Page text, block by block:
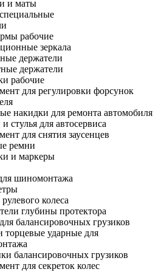
и маты
рабочие
зеркала
держатели
держатели
рабочие
для регулировки форсунок
накидки для ремонта автомобиля
стулья для автосервиса
для снятия заусенцев
ремни
и маркеры
шиномонтажа
колеса
глубины протектора
балансировочных грузиков
торцевые ударные для
балансировочных грузиков
для секреток колес